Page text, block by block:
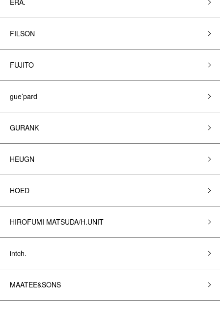
ERA.
FILSON
FUJITO
gue’pard
GURANK
HEUGN
HOED
HIROFUMI MATSUDA/H.UNIT
intch.
MAATEE&SONS